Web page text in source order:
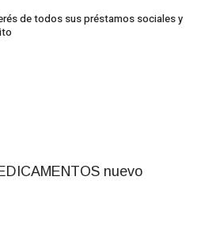
de todos sus préstamos sociales y